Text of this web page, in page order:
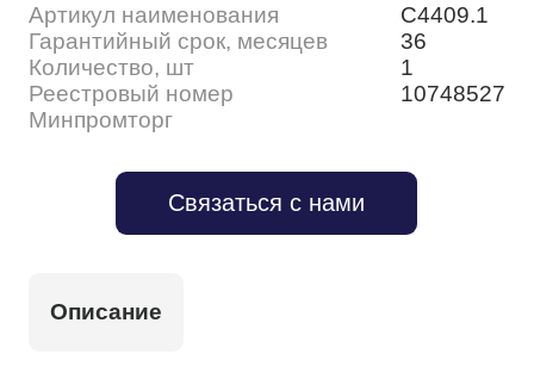
Артикул наименования
С4409.1
Гарантийный срок, месяцев
36
Количество, шт
1
Реестровый номер
Минпромторг
10748527
Связаться с нами
Описание